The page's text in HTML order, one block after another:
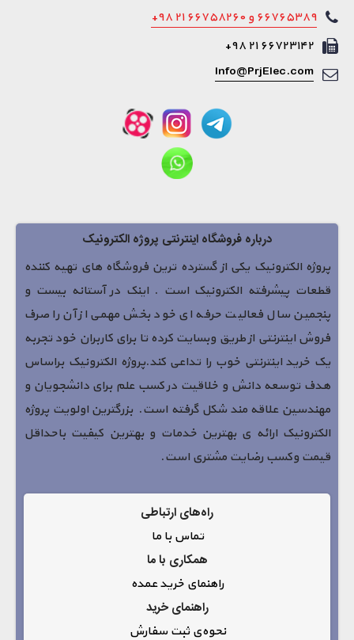
۶۶۷۶۵۳۸۹ و ۶۶۷۵۸۲۶۰ ۲۱ ۹۸+
۶۶۷۲۳۱۴۲ ۲۱ ۹۸+
Info@PrjElec.com
درباره فروشگاه اینترنتی پروژه الکترونیک
پروژه الکترونیک یکی از گسترده ترین فروشگاه های تهیه کننده
قطعات پیشرفته الکترونیک است . اینک در آستانه بیست و
پنجمین سال فعالیت حرفه ای خود بخش مهمی از آن را صرف
فروش اینترنتی از طریق وبسایت کرده تا برای کاربران خود تجربه
یک خرید اینترنتی خوب را تداعی کند.پروژه الکترونیک براساس
هدف توسعه دانش و خلاقیت در کسب علم برای دانشجویان و
مهندسین علاقه مند شکل گرفته است. بزرگترین اولویت پروژه
الکترونیک ارائه ی بهترین خدمات و بهترین کیفیت باحداقل
قیمت وکسب رضایت مشتری است.
راه‌های ارتباطی
تماس با ما
همکاری با ما
راهنمای خرید عمده
راهنمای خرید
نحوه‌ی ثبت سفارش